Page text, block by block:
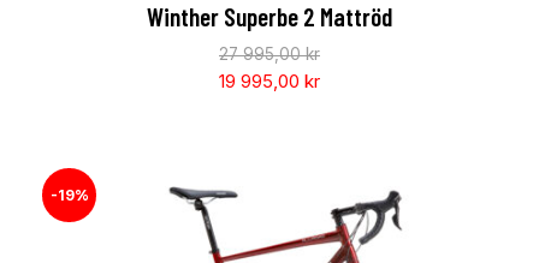
Winther Superbe 2 Mattröd
27 995,00kr
19 995,00 kr
-19%